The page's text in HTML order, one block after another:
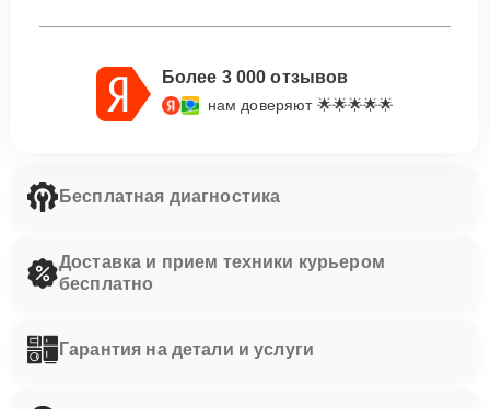
Более 3 000 отзывов
нам доверяют 🌟🌟🌟🌟🌟
Бесплатная диагностика
Доставка и прием техники курьером
бесплатно
Гарантия на детали и услуги